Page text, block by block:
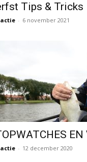
Tips & Tricks
- 6 november 2021
EN
- 12 december 2020